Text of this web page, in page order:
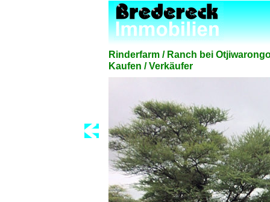
Rinderfarm / Ranch bei
Kaufen / Verkäufer